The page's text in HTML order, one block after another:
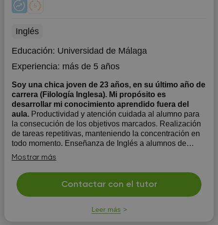
Inglés
Educación: Universidad de Málaga
Experiencia: más de 5 años
Soy una chica joven de 23 años, en su último año de
carrera (Filología Inglesa). Mi propósito es
desarrollar mi conocimiento aprendido fuera del
aula. Productividad y atención cuidada al alumno para
la consecución de los objetivos marcados. Realización
de tareas repetitivas, manteniendo la concentración en
todo momento. Enseñanza de Inglés a alumnos de
cursos diferentes en grupos de 5 personas.
Identificación y anticipación a posibles problemas...
Mostrar más
Contactar con el tutor
Leer más